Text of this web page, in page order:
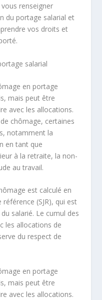
renseigner
du portage salarial et
vos droits et
en portage
mais peut être
avec les allocations.
chômage, certaines
notamment la
en tant que
à la retraite, la non-
au travail.
est calculé en
(SJR), qui est
salarié. Le cumul des
les allocations de
du respect de
en portage
mais peut être
avec les allocations.